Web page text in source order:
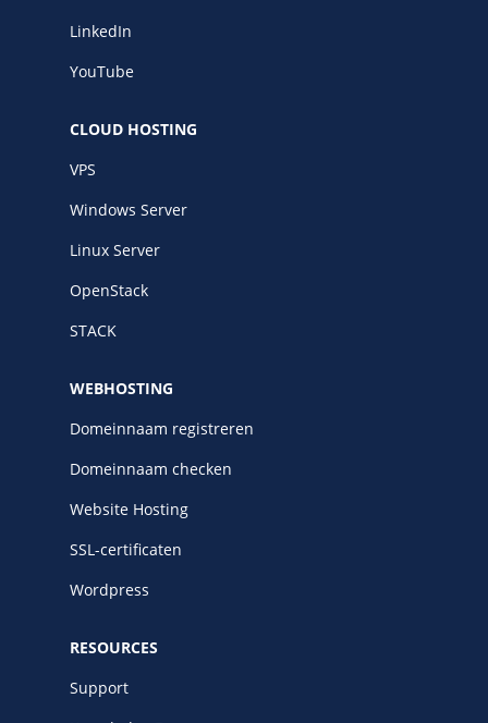
LinkedIn
YouTube
CLOUD HOSTING
VPS
Windows Server
Linux Server
OpenStack
STACK
WEBHOSTING
Domeinnaam registreren
Domeinnaam checken
Website Hosting
SSL-certificaten
Wordpress
RESOURCES
Support